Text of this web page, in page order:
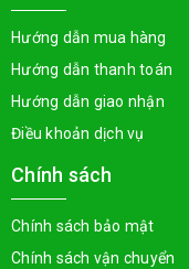
Hướng dẫn mua hàng
Hướng dẫn thanh toán
Hướng dẫn giao nhận
Điều khoản dịch vụ
Chính sách
Chính sách bảo mật
Chính sách vận chuyển